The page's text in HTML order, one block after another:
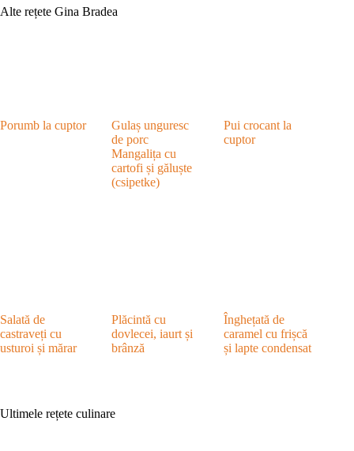
Alte rețete Gina Bradea
Porumb la cuptor
Gulaș unguresc
de porc
Mangalița cu
cartofi și găluște
(csipetke)
Pui crocant la
cuptor
Salată de
castraveți cu
usturoi și mărar
Plăcintă cu
dovlecei, iaurt și
brânză
Înghețată de
caramel cu frișcă
și lapte condensat
Ultimele rețete culinare